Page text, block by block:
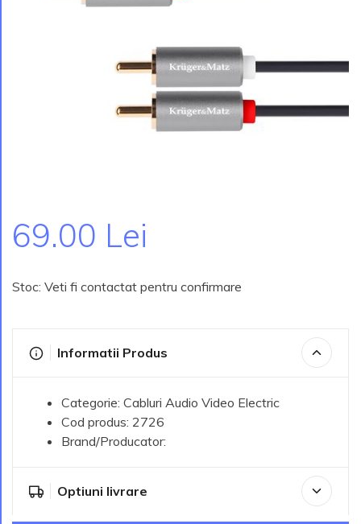
69.00 Lei
Stoc: Veti fi contactat pentru confirmare
Informatii Produs
Categorie: Cabluri Audio Video Electric
Cod produs: 2726
Brand/Producator:
Optiuni livrare